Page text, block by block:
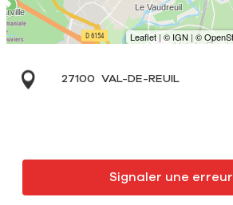
27100 VAL-DE-REUIL
Signaler une erreur